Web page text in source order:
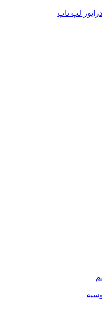
درایور لپ تاپ